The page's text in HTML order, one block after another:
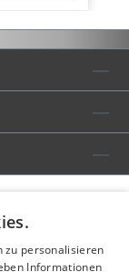
zu personalisieren
Informationen